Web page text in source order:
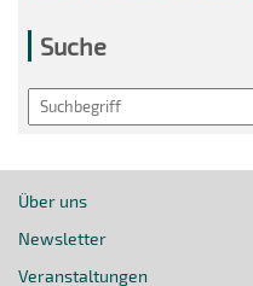
Suche
Search
Über uns
Newsletter
Veranstaltungen